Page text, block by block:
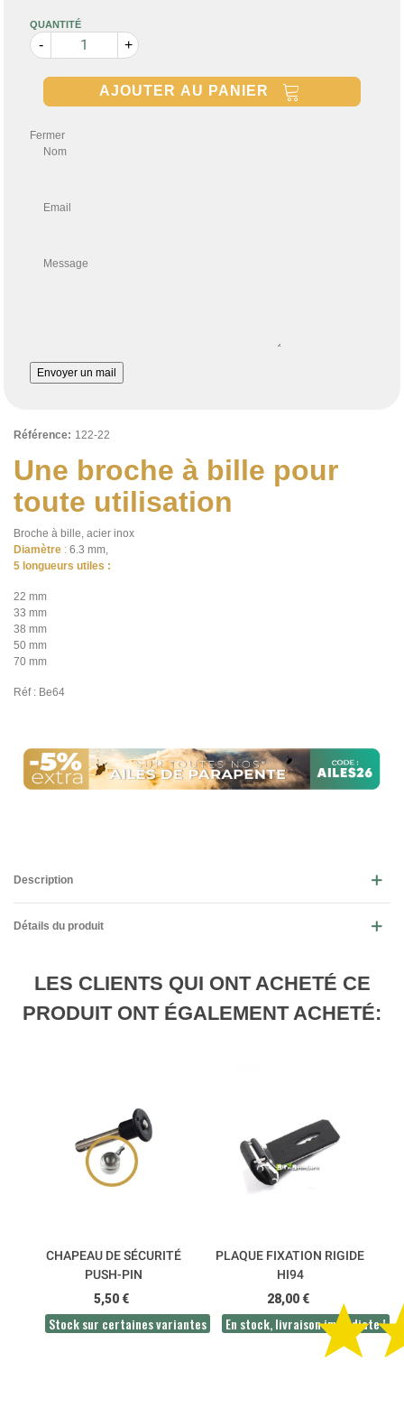
Une broche à bille pour
toute utilisation
Broche à bille, acier inox
Diamètre : 6.3 mm,
5 longueurs utiles :
22 mm
33 mm
38 mm
50 mm
70 mm
Réf : Be64
QUANTITÉ
- +
AJOUTER AU PANIER
Fermer
Nom
Email
Message
Envoyer un mail
Référence: 122-22
Description
Détails du produit
LES CLIENTS QUI ONT ACHETÉ CE
PRODUIT ONT ÉGALEMENT ACHETÉ:
CHAPEAU DE SÉCURITÉ
PUSH-PIN
5,50 €
Stock sur certaines variantes
PLAQUE FIXATION RIGIDE
HI94
28,00 €
En stock, livraison immédiate !